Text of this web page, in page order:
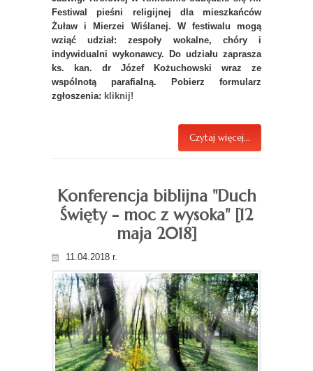
Festiwal pieśni religijnej dla mieszkańców
Żuław i Mierzei Wiślanej. W festiwalu mogą
wziąć udział: zespoły wokalne, chóry i
indywidualni wykonawcy. Do udziału zaprasza
ks. kan. dr Józef Kożuchowski wraz ze
wspólnotą parafialną. Pobierz formularz
zgłoszenia: kliknij!
Czytaj więcej...
Konferencja biblijna "Duch
Święty - moc z wysoka" [12
maja 2018]
11.04.2018 r.